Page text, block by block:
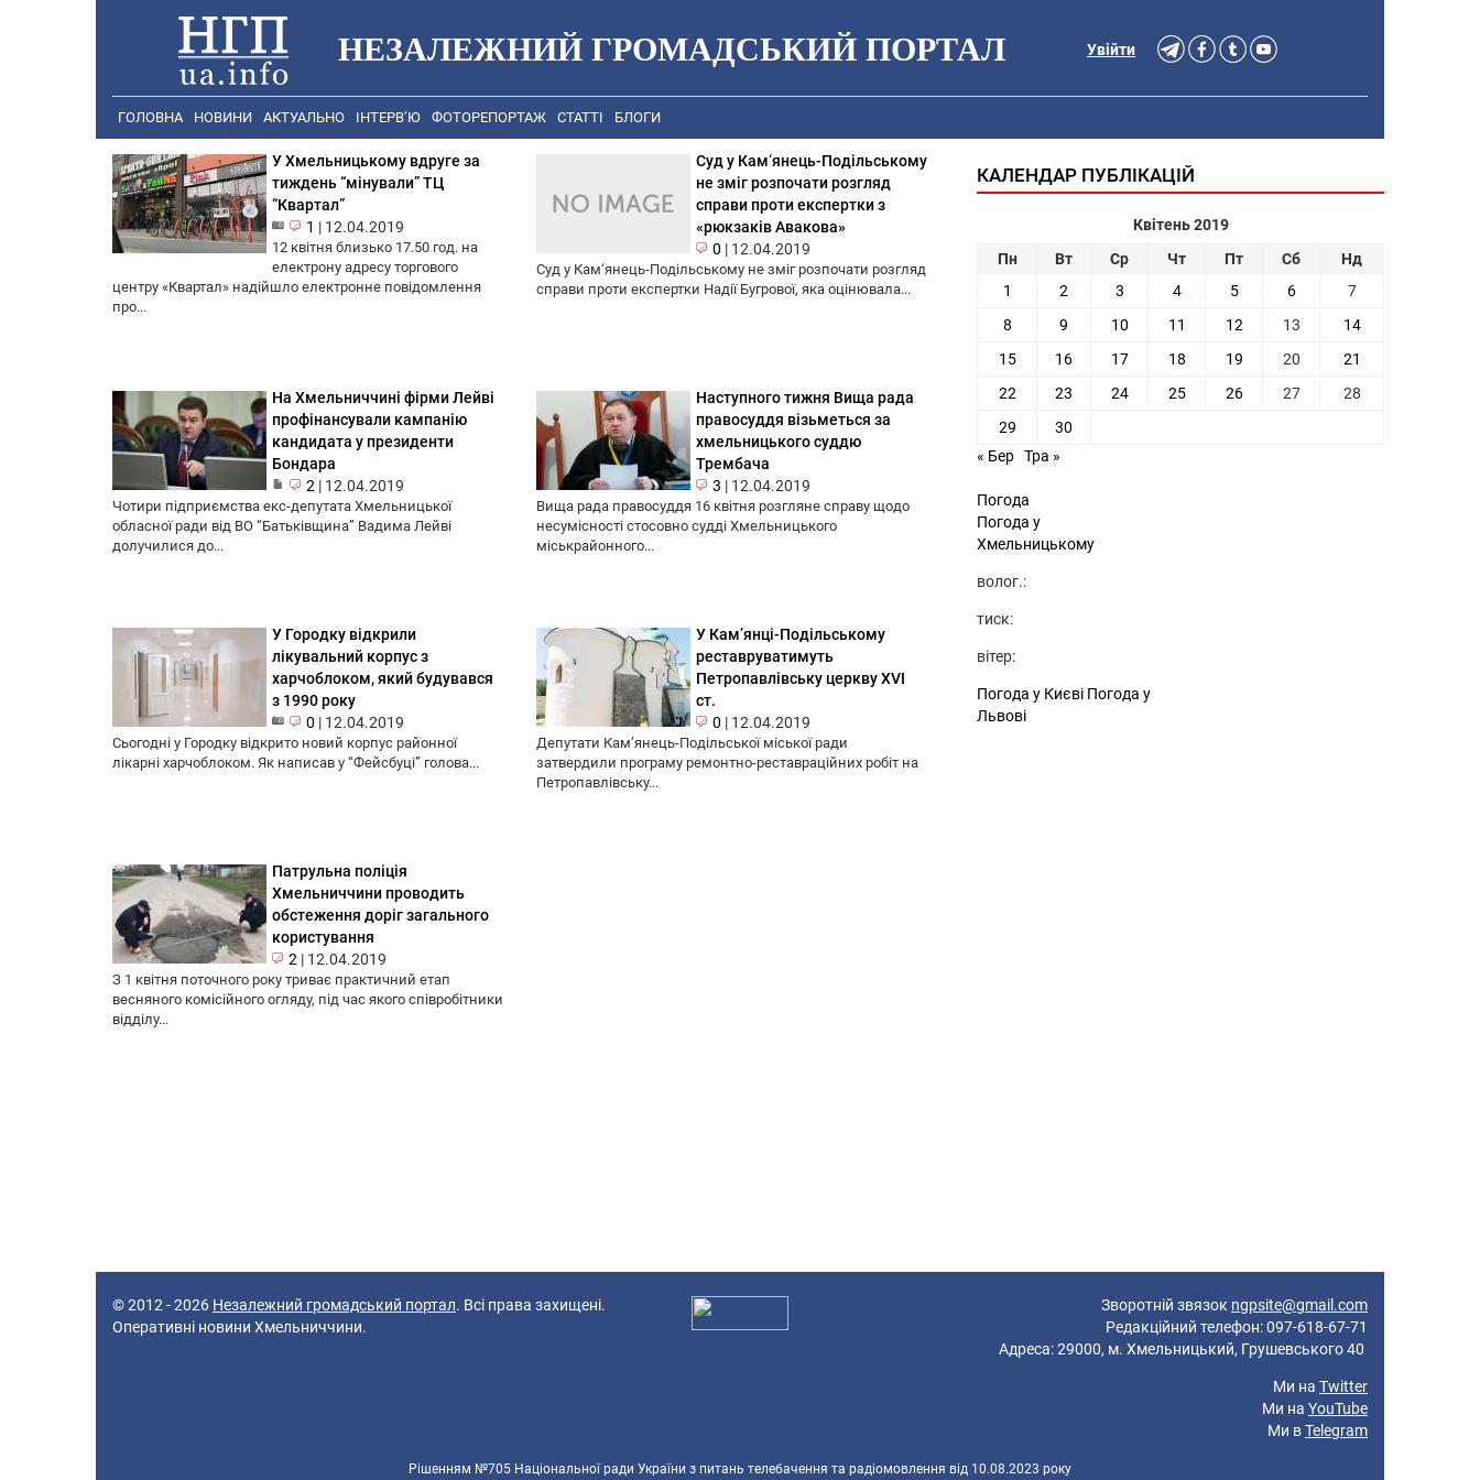
НЕЗАЛЕЖНИЙ ГРОМАДСЬКИЙ ПОРТАЛ Увійти
ГОЛОВНА НОВИНИ АКТУАЛЬНО ІНТЕРВ’Ю ФОТОРЕПОРТАЖ СТАТТІ БЛОГИ
У Хмельницькому вдруге за
тиждень “мінували” ТЦ
“Квартал”
1 | 12.04.2019
12 квітня близько 17.50 год. на
електрону адресу торгового
центру «Квартал» надійшло електронне повідомлення
про...
Суд у Кам‘янець-Подільському
не зміг розпочати розгляд
справи проти експертки з
«рюкзаків Авакова»
0 | 12.04.2019
Суд у Кам‘янець-Подільському не зміг розпочати розгляд
справи проти експертки Надії Бугрової, яка оцінювала...
На Хмельниччині фірми Лейві
профінансували кампанію
кандидата у президенти
Бондара
2 | 12.04.2019
Чотири підприємства екс-депутата Хмельницької
обласної ради від ВО “Батьківщина” Вадима Лейві
долучилися до...
Наступного тижня Вища рада
правосуддя візьметься за
хмельницького суддю
Трембача
3 | 12.04.2019
Вища рада правосуддя 16 квітня розгляне справу щодо
несумісності стосовно судді Хмельницького
міськрайонного...
У Городку відкрили
лікувальний корпус з
харчоблоком, який будувався
з 1990 року
0 | 12.04.2019
Сьогодні у Городку відкрито новий корпус районної
лікарні харчоблоком. Як написав у “Фейсбуці” голова...
У Кам’янці-Подільському
реставруватимуть
Петропавлівську церкву XVI
ст.
0 | 12.04.2019
Депутати Кам’янець-Подільської міської ради
затвердили програму ремонтно-реставраційних робіт на
Петропавлівську...
Патрульна поліція
Хмельниччини проводить
обстеження доріг загального
користування
2 | 12.04.2019
З 1 квітня поточного року триває практичний етап
весняного комісійного огляду, під час якого співробітники
відділу...
КАЛЕНДАР ПУБЛІКАЦІЙ
Квітень 2019
Пн
Вт Ср Чт Пт Сб
Нд
1
2 3 4 5 6
7
8
9 10 11 12 13
14
15
16 17 18 19 20
21
22
23 24 25 26 27
28
29
30
« Бер Тра »
Погода
Погода у
Хмельницькому
волог.:
тиск:
вітер:
Погода у Києві Погода у
Львові
© 2012 - 2026 Незалежний громадський портал. Всі права захищені.
Оперативні новини Хмельниччини.
Зворотній звязок ngpsite@gmail.com
Редакційний телефон: 097-618-67-71
Адреса: 29000, м. Хмельницький, Грушевського 40
Ми на Twitter
Ми на YouTube
Ми вTelegram
Рішенням №705 Національної ради України з питань телебачення та радіомовлення від 10.08.2023 року